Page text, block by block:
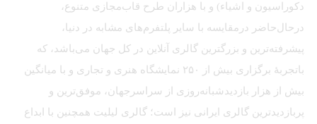
دکوراسیون و اشیاء) و با هزاران طرح قاب‌مجازی متنوع،
درحال‌حاضر درمقایسه با سایر پلتفرم‌های مشابه در دنیا،
پیشرفته‌ترین و بزرگترین گالری آنلاین در کل جهان می‌باشد، که
باتجربهٔ برگزاری بیش از ۲۵۰ نمایشگاه هنری و تجاری و با میانگین
بیش از هزار بازدیدشبانه‌روزی از سراسرجهان، موفق‌ترین و
پربازدیدترین گالری ایرانی نیز است؛ گالری لیلیت همچنین با ابداع